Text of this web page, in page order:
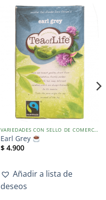
VARIEDADES CON SELLO DE COMERCIO JUSTO
Earl Grey
$4.900
Añadir a lista de
deseos